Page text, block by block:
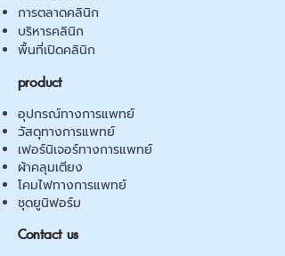
การตลาดคลินิก
บริหารคลินิก
พื้นที่เปิดคลินิก
product
อุปกรณ์ทางการแพทย์
วัสดุทางการแพทย์
เฟอร์นิเจอร์ทางการแพทย์
ผ้าคลุมเตียง
โคมไฟทางการแพทย์
ชุดยูนิฟอร์ม
Contact us